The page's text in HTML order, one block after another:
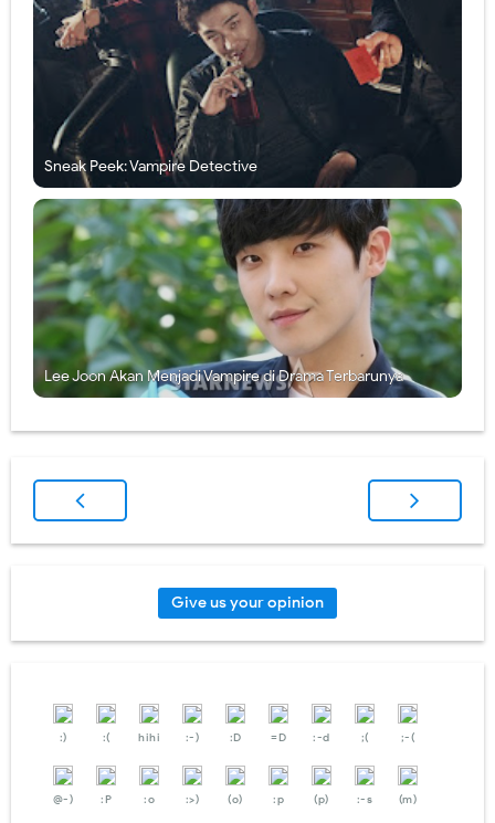
Sneak Peek: Vampire Detective
Lee Joon Akan Menjadi Vampire di Drama Terbarunya
Give us your opinion
:) :( hihi :-) :D =D :-d ;( ;-(
@-) :P :o :>) (o) :p (p) :-s (m)